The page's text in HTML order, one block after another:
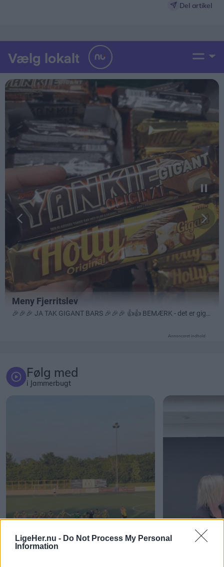
LigeHer.nu - Do Not Process My Personal
Information
Del artikel
Annonceret indhold
Følg med
i Jammerbugt